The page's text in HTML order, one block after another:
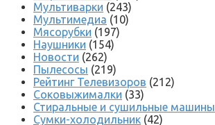
Мультиварки (243)
Мультимедиа (10)
Мясорубки (197)
Наушники (154)
Новости (262)
Пылесосы (219)
Рейтинг Телевизоров (212)
Соковыжималки (33)
Стиральные и сушильные машины
Сумки-холодильник (42)